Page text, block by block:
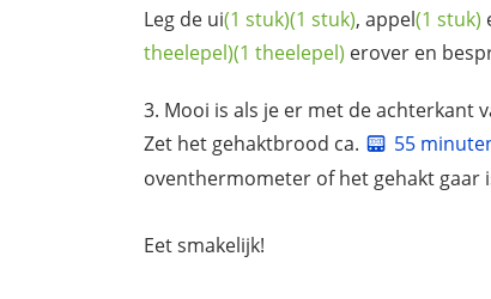
Leg de ui(1 stuk)(1 stuk), appel(1 stuk)
theelepel)(1 theelepel) erover en
Mooi is als je er met de achterkant
Zet het gehaktbrood ca.
55
oventhermometer of het gehakt gaar
Eet smakelijk!